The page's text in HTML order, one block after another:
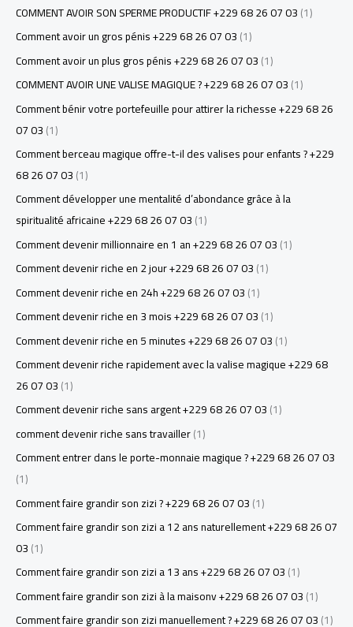
COMMENT AVOIR SON SPERME PRODUCTIF +229 68 26 07 03(1)
Comment avoir un gros pénis +229 68 26 07 03(1)
Comment avoir un plus gros pénis +229 68 26 07 03(1)
COMMENT AVOIR UNE VALISE MAGIQUE ? +229 68 26 07 03(1)
Comment bénir votre portefeuille pour attirer la richesse +229 68 26
07 03(1)
Comment berceau magique offre-t-il des valises pour enfants ? +229
68 26 07 03(1)
Comment développer une mentalité d’abondance grâce à la
spiritualité africaine +229 68 26 07 03(1)
Comment devenir millionnaire en 1 an +229 68 26 07 03(1)
Comment devenir riche en 2 jour +229 68 26 07 03(1)
Comment devenir riche en 24h +229 68 26 07 03(1)
Comment devenir riche en 3 mois +229 68 26 07 03(1)
Comment devenir riche en 5 minutes +229 68 26 07 03(1)
Comment devenir riche rapidement avec la valise magique +229 68
26 07 03(1)
Comment devenir riche sans argent +229 68 26 07 03(1)
comment devenir riche sans travailler(1)
Comment entrer dans le porte-monnaie magique ? +229 68 26 07 03
(1)
Comment faire grandir son zizi ? +229 68 26 07 03(1)
Comment faire grandir son zizi a 12 ans naturellement +229 68 26 07
03(1)
Comment faire grandir son zizi a 13 ans +229 68 26 07 03(1)
Comment faire grandir son zizi à la maisonv +229 68 26 07 03(1)
Comment faire grandir son zizi manuellement ? +229 68 26 07 03(1)